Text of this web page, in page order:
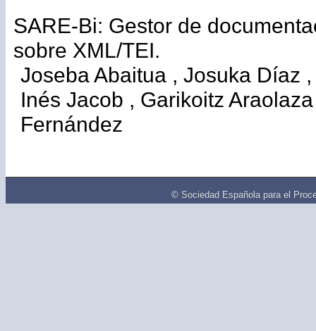
SARE-Bi: Gestor de
sobre XML/TEI.
Joseba Abaitua , Josuka Díaz
Inés Jacob , Garikoitz
Fernández
© Sociedad Española para el